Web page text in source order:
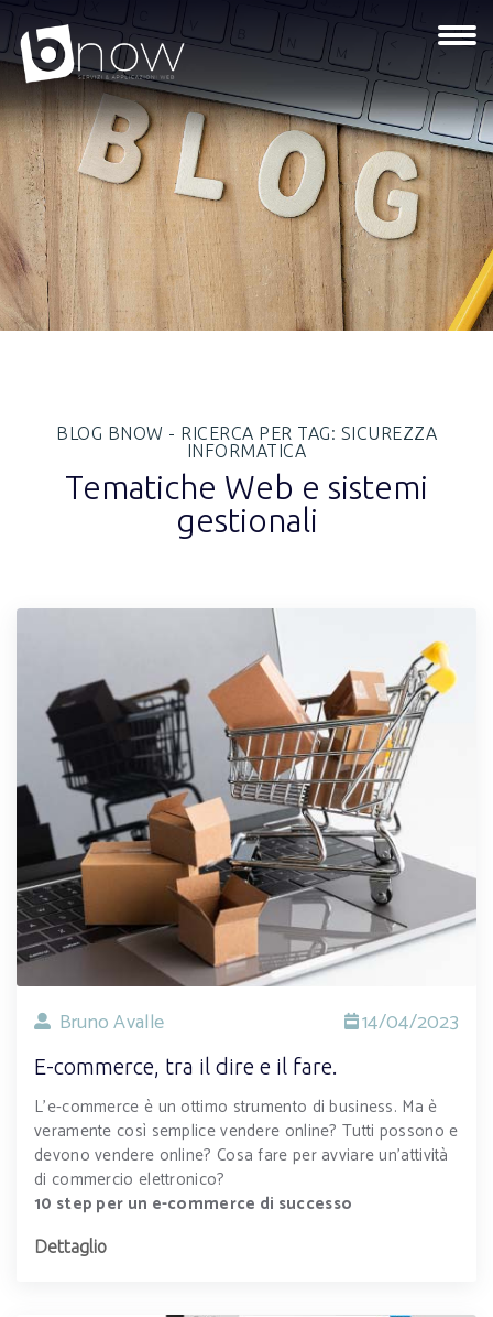
BLOG BNOW - RICERCA PER TAG: SICUREZZA
INFORMATICA
Tematiche Web e sistemi
gestionali
Bruno Avalle 14/04/2023
E-commerce, tra il dire e il fare.
L’e-commerce è un ottimo strumento di business. Ma è
veramente così semplice vendere online? Tutti possono e
devono vendere online? Cosa fare per avviare un’attività
di commercio elettronico?
10 step per un e-commerce di successo
Dettaglio